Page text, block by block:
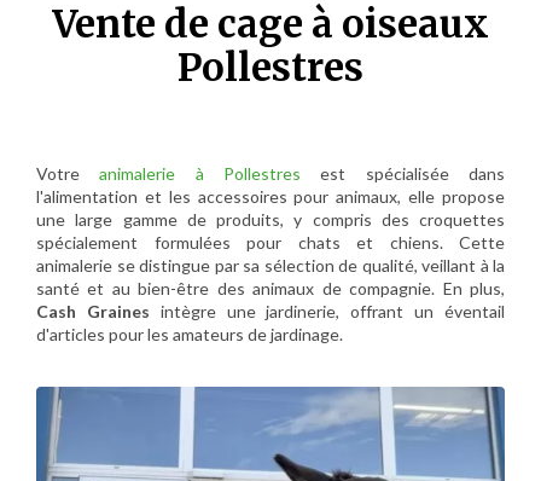
Vente de cage à oiseaux
Pollestres
Votreanimalerie à Pollestres est spécialisée dans
l'alimentation et les accessoires pour animaux, elle propose
une large gamme de produits, y compris des croquettes
spécialement formulées pour chats et chiens. Cette
animalerie se distingue par sa sélection de qualité, veillant à la
santé et au bien-être des animaux de compagnie. En plus,
Cash Graines intègre une jardinerie, offrant un éventail
d'articles pour les amateurs de jardinage.